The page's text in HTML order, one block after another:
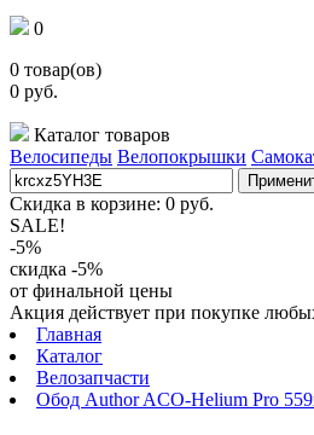
0
0 товар(ов)
0 руб.
Каталог товаров
Велосипеды Велопокрышки
Скидка в корзине: 0 руб.
SALE!
-5%
скидка -5%
от финальной цены
Акция действует при покупке
Главная
Каталог
Велозапчасти
Обод Author ACO-Helium Pro